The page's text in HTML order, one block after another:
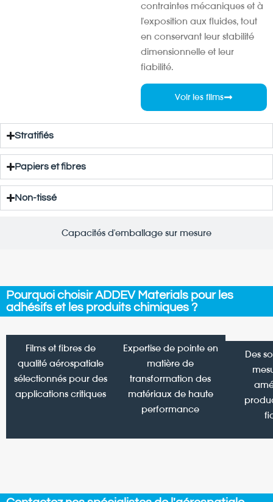
Capacités d'emballage sur mesure
contraintes mécaniques et à
l'exposition aux fluides, tout
en conservant leur stabilité
dimensionnelle et leur
fiabilité.
Voir les films
Stratifiés
Papiers et fibres
Non-tissé
Pourquoi choisir ADDEV Materials pour les
adhésifs et les produits chimiques ?
Films et fibres de
qualité aérospatiale
sélectionnés pour des
applications critiques
Expertise de pointe en
matière de
transformation des
matériaux de haute
performance
Des